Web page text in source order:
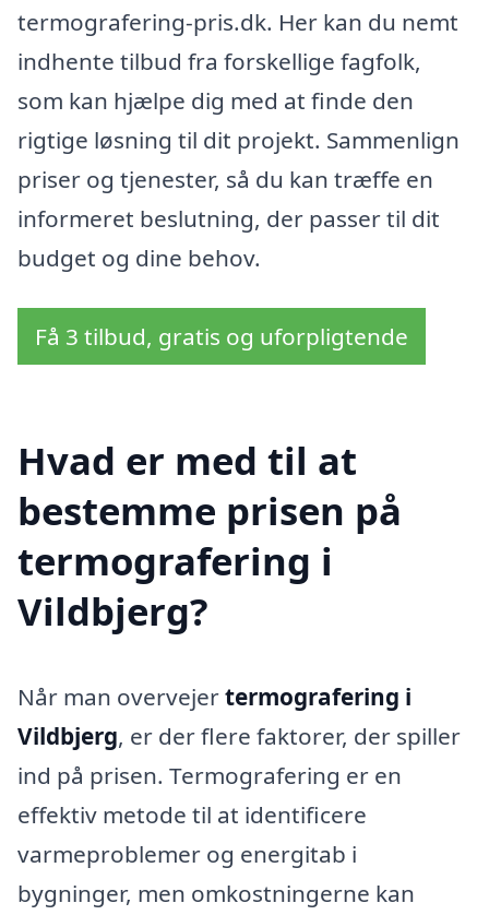
termografering-pris.dk. Her kan du nemt
indhente tilbud fra forskellige fagfolk,
som kan hjælpe dig med at finde den
rigtige løsning til dit projekt. Sammenlign
priser og tjenester, så du kan træffe en
informeret beslutning, der passer til dit
budget og dine behov.
Få 3 tilbud, gratis og uforpligtende
Hvad er med til at
bestemme prisen på
termografering i
Vildbjerg?
Når man overvejertermografering i
Vildbjerg, er der flere faktorer, der spiller
ind på prisen. Termografering er en
effektiv metode til at identificere
varmeproblemer og energitab i
bygninger, men omkostningerne kan